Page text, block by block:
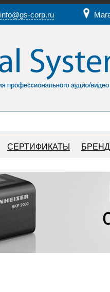
info@gs-corp.ru
СЕРТИФИКАТЫ